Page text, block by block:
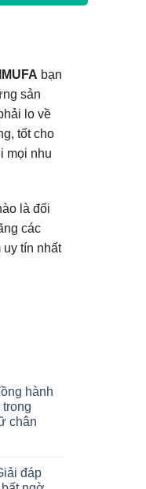
bạn
sản
lo về
tốt cho
mọi nhu
là đối
các
tín nhất
hành
chân
đáp